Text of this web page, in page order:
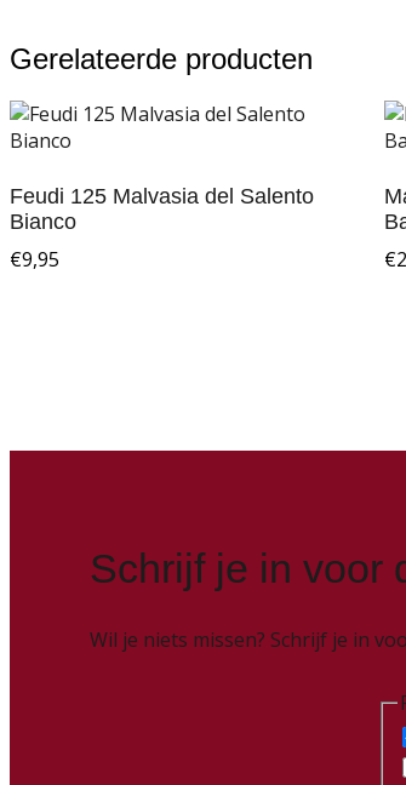
Gerelateerde producten
Feudi 125 Malvasia del Salento
Bianco
€9,95 €
Schrijf je in voor
Wil je niets missen? Schrijf je in